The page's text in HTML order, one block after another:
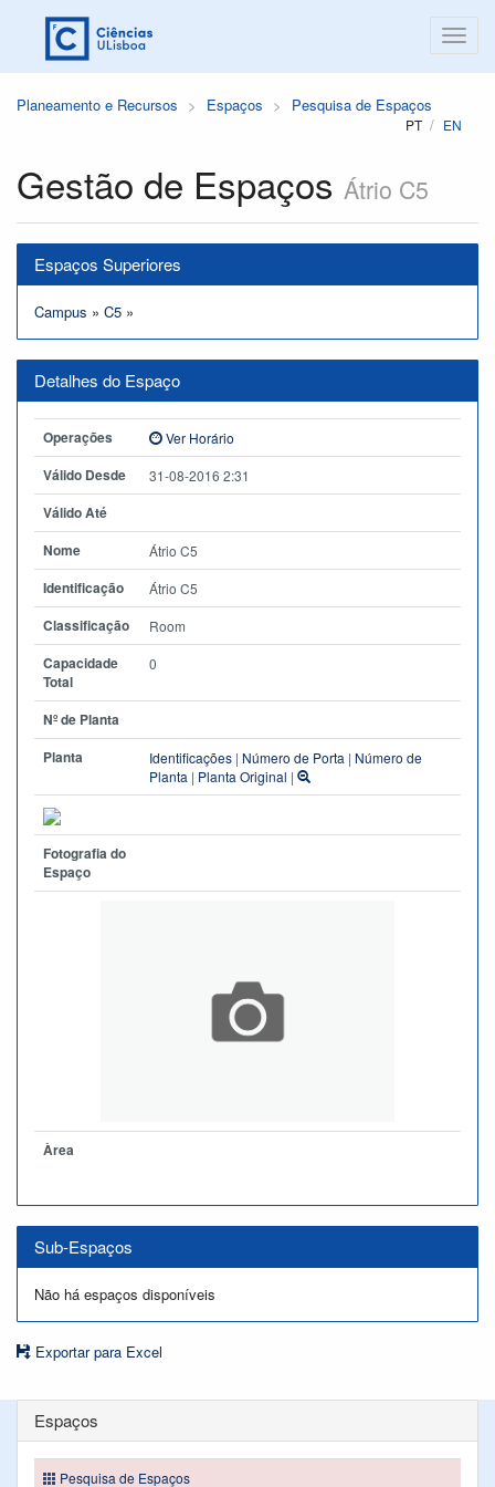
Planeamento e Recursos Espaços Pesquisa de Espaços
PT EN
Gestão de Espaços Átrio C5
Espaços Superiores
Campus » C5 »
Detalhes do Espaço
Operações Ver Horário
Válido Desde 31-08-2016 2:31
Válido Até
Nome
Átrio C5
Identificação Átrio C5
Classificação Room
Capacidade
Total
0
Nº de Planta
Planta
Identificações | Número de Porta | Número de
Planta | Planta Original |
Fotografia do
Espaço
Àrea
Sub-Espaços
Não há espaços disponíveis
Exportar para Excel
Espaços
Pesquisa de Espaços